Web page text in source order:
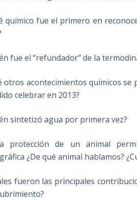
químico fue el primero en
fue el “refundador” de la
acontecimientos químicos se
celebrar en 2013?
sintetizó agua por primera vez?
de un animal
¿De qué animal hablamos?
fueron las principales